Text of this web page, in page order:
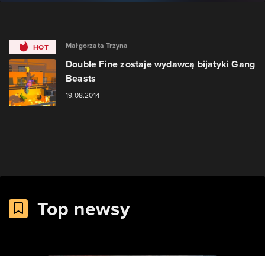
HOT Małgorzata Trzyna
Double Fine zostaje wydawcą bijatyki Gang
Beasts
19.08.2014
Top newsy